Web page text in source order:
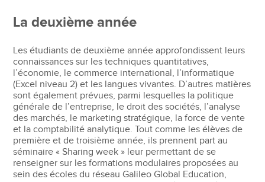
La deuxième année
Les étudiants de deuxième année approfondissent leurs
connaissances sur les techniques quantitatives,
l’économie, le commerce international, l’informatique
(Excel niveau 2) et les langues vivantes. D’autres matières
sont également prévues, parmi lesquelles la politique
générale de l’entreprise, le droit des sociétés, l’analyse
des marchés, le marketing stratégique, la force de vente
et la comptabilité analytique. Tout comme les élèves de
première et de troisième année, ils prennent part au
séminaire « Sharing week » leur permettant de se
renseigner sur les formations modulaires proposées au
sein des écoles du réseau Galileo Global Education,